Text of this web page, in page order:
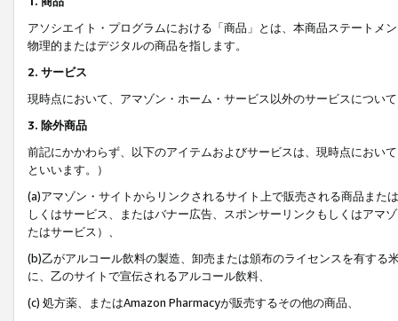
アソシエイト・プログラムにおける「商品」とは、本商品ステートメ
物理的またはデジタルの商品を指します。
2. サービス
現時点において、アマゾン・ホーム・サービス以外のサービスについ
3. 除外商品
前記にかかわらず、以下のアイテムおよびサービスは、現時点におい
といいます。）
(a)アマゾン・サイトからリンクされるサイト上で販売される商品ま
しくはサービス、またはバナー広告、スポンサーリンクもしくはアマ
たはサービス）、
(b)乙がアルコール飲料の製造、卸売または頒布のライセンスを有す
に、乙のサイトで宣伝されるアルコール飲料、
(c) 処方薬、またはAmazon Pharmacyが販売するその他の商品、